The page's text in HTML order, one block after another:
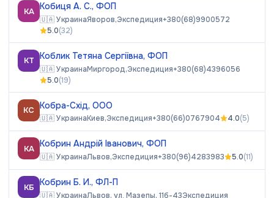
КА Кобиця А. С., ФОП
🇺🇦УкраинаЯворов,Экспедиция+380(68)9900572
5.0(32)
КТ Коблик Тетяна Сергіївна, ФОП
🇺🇦УкраинаМиргород,Экспедиция+380(68)4396056
5.0(19)
КС Кобра-Схід, ООО
🇺🇦УкраинаКиев,Экспедиция+380(66)0767904 4.0(5)
КА Кобрин Андрій Іванович, ФОП
🇺🇦УкраинаЛьвов,Экспедиция+380(96)4283983 5.0(11)
КБ Кобрин Б. И., ФЛ-П
🇺🇦УкраинаЛьвов, ул. Мазепы, 11б-43Экспедиция